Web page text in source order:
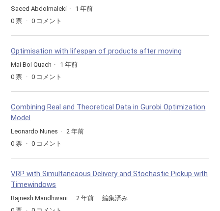
Saeed Abdolmaleki
1 年前
0 票 0 コメント
Optimisation with lifespan of products after moving
Mai Boi Quach
1 年前
0 票 0 コメント
Combining Real and Theoretical Data in Gurobi Optimization
Model
Leonardo Nunes
2 年前
0 票 0 コメント
VRP with Simultaneaous Delivery and Stochastic Pickup with
Timewindows
Rajnesh Mandhwani 2 年前
編集済み